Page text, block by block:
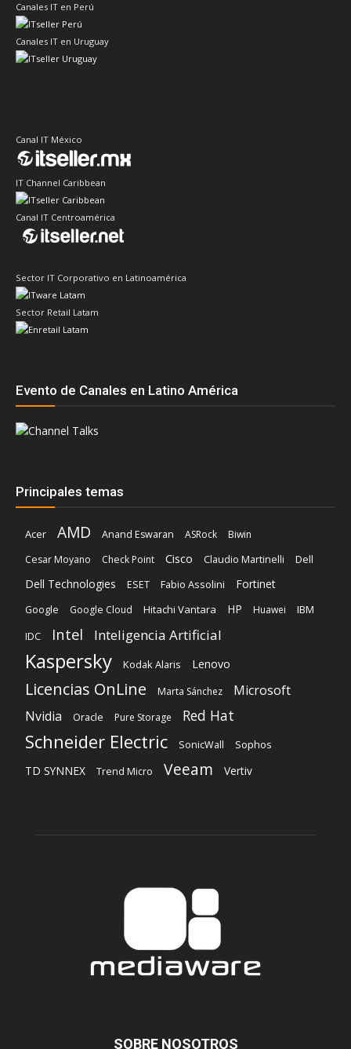
Canales IT en Perú
Canales IT en Uruguay
Canal IT México
IT Channel Caribbean
Canal IT Centroamérica
Sector IT Corporativo en Latinoamérica
Sector Retail Latam
Evento de Canales en Latino América
Principales temas
Acer AMD Anand Eswaran ASRock
Biwin
Cesar Moyano
Check Point Cisco Claudio Martinelli Dell
Dell Technologies ESET Fabio Assolini Fortinet
Google Google Cloud Hitachi Vantara HP Huawei IBM
IDC Intel Inteligencia Artificial
Kaspersky Kodak Alaris Lenovo
Licencias OnLine Marta Sánchez
Microsoft
Nvidia
Oracle Pure Storage Red Hat
Schneider Electric SonicWall Sophos
TD SYNNEX Trend Micro Veeam Vertiv
SOBRE NOSOTROS